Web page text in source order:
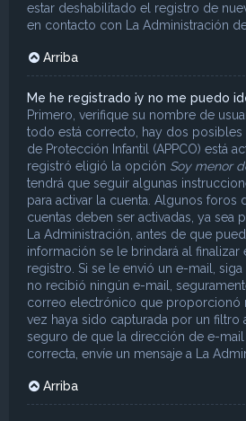
estar deshabilitado el registro de
en contacto con La Administración
Arriba
Me he registrado ¡y no me puedo
Primero, verifique su nombre de
todo está correcto, hay dos posibles
de Protección Infantil (APPCO) está
registró eligió la opción Soy menor
tendrá que seguir algunas
para activar la cuenta. Algunos foros
cuentas deben ser activadas, ya sea
La Administración, antes de que
información se le brindará al
registro. Si se le envió un e-mail,
no recibió ningún e-mail,
correo electrónico que proporcionó
vez haya sido capturada por un filtro
seguro de que la dirección de e-
correcta, envíe un mensaje a La
Arriba